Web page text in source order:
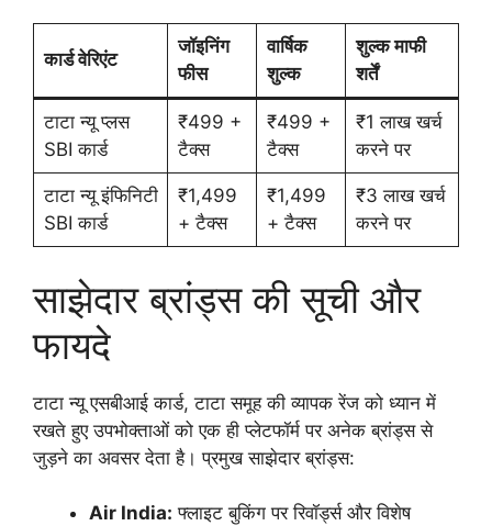
कार्ड वेरिएंट
जॉइनिंग
फीस
वार्षिक
शुल्क
शुल्क माफी
शर्तें
टाटा न्यू प्लस
SBI कार्ड
₹499 +
टैक्स
₹499 +
टैक्स
₹1 लाख खर्च
करने पर
टाटा न्यू इंफिनिटी
SBI कार्ड
₹1,499
+ टैक्स
₹1,499
+ टैक्स
₹3 लाख खर्च
करने पर
साझेदार ब्रांड्स की सूची और
फायदे
टाटा न्यू एसबीआई कार्ड, टाटा समूह की व्यापक रेंज को ध्यान में
रखते हुए उपभोक्ताओं को एक ही प्लेटफॉर्म पर अनेक ब्रांड्स से
जुड़ने का अवसर देता है। प्रमुख साझेदार ब्रांड्स:
Air India: फ्लाइट बुकिंग पर रिवॉर्ड्स और विशेष